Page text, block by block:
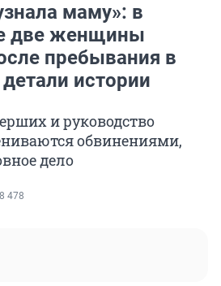
маму»: в
две женщины
пребывания в
истории
и руководство
обвинениями,
дело
8 478